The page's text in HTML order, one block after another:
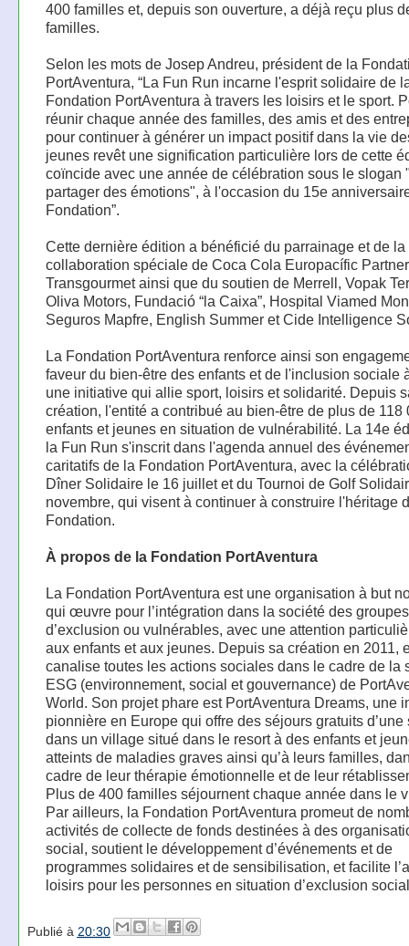
400 familles et, depuis son ouverture, a déjà reçu plus
familles.
Selon les mots de Josep Andreu, président de la
PortAventura, “La Fun Run incarne l'esprit solidaire de
Fondation PortAventura à travers les loisirs et le sport.
réunir chaque année des familles, des amis et des
pour continuer à générer un impact positif dans la vie
jeunes revêt une signification particulière lors de cette
coïncide avec une année de célébration sous le slogan
partager des émotions", à l'occasion du 15e
Fondation”.
Cette dernière édition a bénéficié du parrainage et de la
collaboration spéciale de Coca Cola Europacífic
Transgourmet ainsi que du soutien de Merrell, Vopak
Oliva Motors, Fundació “la Caixa”, Hospital Viamed
Seguros Mapfre, English Summer et Cide Intelligence
La Fondation PortAventura renforce ainsi son
faveur du bien-être des enfants et de l'inclusion sociale
une initiative qui allie sport, loisirs et solidarité. Depuis
création, l'entité a contribué au bien-être de plus de 118
enfants et jeunes en situation de vulnérabilité. La 14e
la Fun Run s'inscrit dans l'agenda annuel des
caritatifs de la Fondation PortAventura, avec la
Dîner Solidaire le 16 juillet et du Tournoi de Golf
novembre, qui visent à continuer à construire l'héritage
Fondation.
À propos de la Fondation PortAventura
La Fondation PortAventura est une organisation à but
qui œuvre pour l’intégration dans la société des
d’exclusion ou vulnérables, avec une attention
aux enfants et aux jeunes. Depuis sa création en 2011,
canalise toutes les actions sociales dans le cadre de la
ESG (environnement, social et gouvernance) de
World. Son projet phare est PortAventura Dreams, une
pionnière en Europe qui offre des séjours gratuits d’une
dans un village situé dans le resort à des enfants et
atteints de maladies graves ainsi qu’à leurs familles,
cadre de leur thérapie émotionnelle et de leur
Plus de 400 familles séjournent chaque année dans le
Par ailleurs, la Fondation PortAventura promeut de
activités de collecte de fonds destinées à des
social, soutient le développement d’événements et de
programmes solidaires et de sensibilisation, et facilite
loisirs pour les personnes en situation d’exclusion
Publié à 20:30